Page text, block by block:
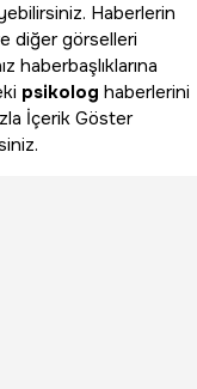
Haberlerin
diğer görselleri
haberbaşlıklarına
psikolog haberlerini
İçerik Göster